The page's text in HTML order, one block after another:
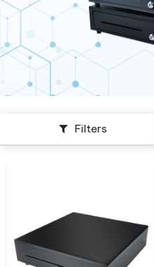
Filters